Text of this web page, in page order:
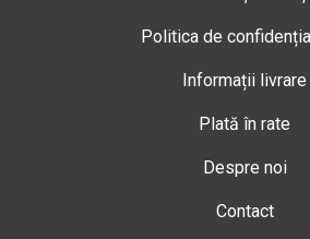
Politica de
Informații livrare
Plată în rate
Despre noi
Contact